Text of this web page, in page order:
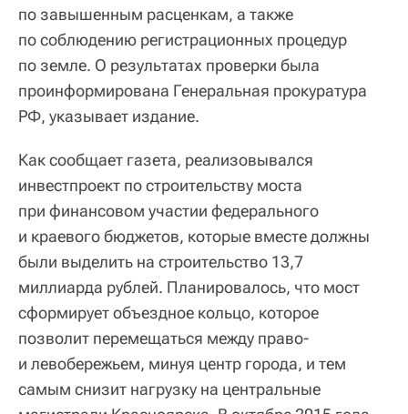
по завышенным расценкам, а также
по соблюдению регистрационных процедур
по земле. О результатах проверки была
проинформирована Генеральная прокуратура
РФ, указывает издание.
Как сообщает газета, реализовывался
инвестпроект по строительству моста
при финансовом участии федерального
и краевого бюджетов, которые вместе должны
были выделить на строительство 13,7
миллиарда рублей. Планировалось, что мост
сформирует объездное кольцо, которое
позволит перемещаться между право-
и левобережьем, минуя центр города, и тем
самым снизит нагрузку на центральные